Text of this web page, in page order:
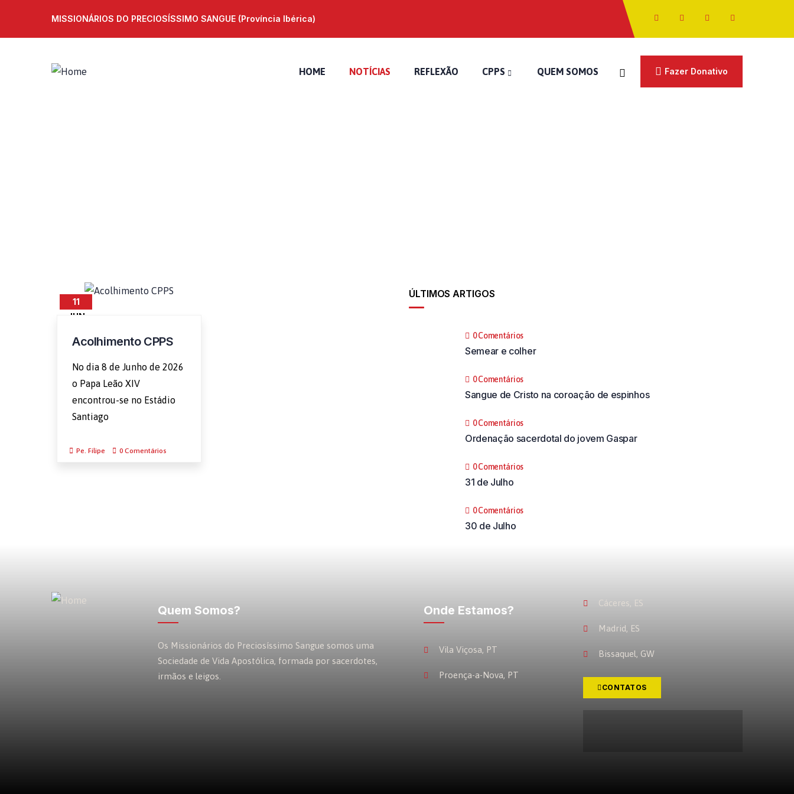
MISSIONÁRIOS DO PRECIOSÍSSIMO SANGUE (Província Ibérica)
HOME NOTÍCIAS REFLEXÃO CPPS QUEM SOMOS Fazer Donativo
11
JUN
Acolhimento CPPS
No dia 8 de Junho de 2026
o Papa Leão XIV
encontrou-se no Estádio
Santiago
Pe. Filipe 0 Comentários
ÚLTIMOS ARTIGOS
0 Comentários
Semear e colher
0 Comentários
Sangue de Cristo na coroação de espinhos
0 Comentários
Ordenação sacerdotal do jovem Gaspar
0 Comentários
31 de Julho
0 Comentários
30 de Julho
Quem Somos?
Os Missionários do Preciosíssimo Sangue somos uma
Sociedade de Vida Apostólica, formada por sacerdotes,
irmãos e leigos.
Onde Estamos?
Vila Viçosa, PT
Proença-a-Nova, PT
Cáceres, ES
Madrid, ES
Bissaquel, GW
CONTATOS